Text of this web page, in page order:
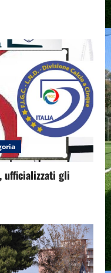
ufficializzati gli